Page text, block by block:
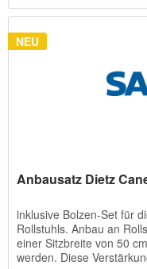
NEU
Anbausatz Dietz
inklusive Bolzen-Set für
Rollstuhls. Anbau an
einer Sitzbreite von 50
werden. Diese